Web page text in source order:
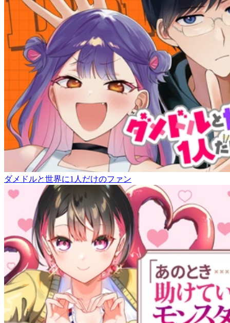
ダメドルと世界に1人だけのファン